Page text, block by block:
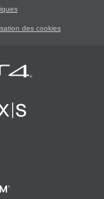
des cookies